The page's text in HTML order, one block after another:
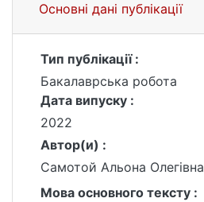
Основні дані публікації
Тип публікації :
Бакалаврська робота
Дата випуску :
2022
Автор(и) :
Самотой Альона Олегівна
Мова основного тексту :